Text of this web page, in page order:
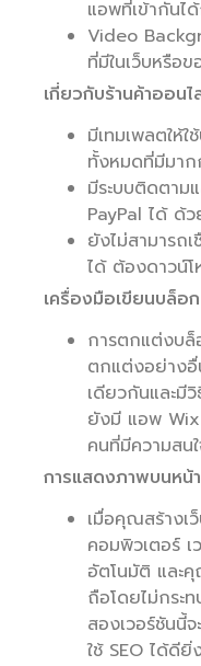
แอพที่เข้ากันไ
Video
ที่มีในเว็บหรือข
เกี่ยวกับร้านค้าออนไ
มีเทมเพลตให้
ทั้งหมดที่มีมา
มีระบบติดตาม
PayPal ได้ ด้
ยังไม่สามารถ
ได้ ต้องดาวน์
เครื่องมือเขียนบล็อก
การตกแต่งบ
ตกแต่งอย่าง
เดียวกันและมี
ยังมี แอพ Wix
คนที่มีความสน
การแสดงภาพบนหน้
เมื่อคุณสร้างเ
คอมพิวเตอร์
อัตโนมัติ และ
ถือโดยไม่กระ
สองเวอร์ชันนี้
ใช้ SEO ได้ดียิ่